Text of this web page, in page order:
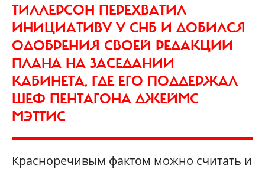
ТИЛЛЕРСОН ПЕРЕХВАТИЛ
ИНИЦИАТИВУ У СНБ И ДОБИЛСЯ
ОДОБРЕНИЯ СВОЕЙ РЕДАКЦИИ
ПЛАНА НА ЗАСЕДАНИИ
КАБИНЕТА, ГДЕ ЕГО ПОДДЕРЖАЛ
ШЕФ ПЕНТАГОНА ДЖЕЙМС
МЭТТИС
Красноречивым фактом можно считать и